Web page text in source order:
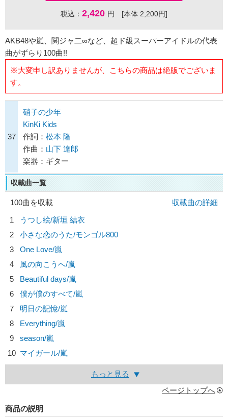
税込： 2,420 円 [本体 2,200円]
AKB48や嵐、関ジャ二∞など、超ド級スーパーアイドルの代表
曲がずらり100曲!!
※大変申し訳ありませんが、こちらの商品は絶版でございま
す。
37
硝子の少年
KinKi Kids
作詞： 松本 隆
作曲： 山下 達郎
楽器：ギター
収載曲一覧
100曲を収載
収載曲の詳細
1
うつし絵/新垣 結衣
2
小さな恋のうた/モンゴル800
3
One Love/嵐
4
風の向こうへ/嵐
5
Beautiful days/嵐
6
僕が僕のすべて/嵐
7
明日の記憶/嵐
8
Everything/嵐
9
season/嵐
10 マイガール/嵐
もっと見る
ページトップへ
商品の説明